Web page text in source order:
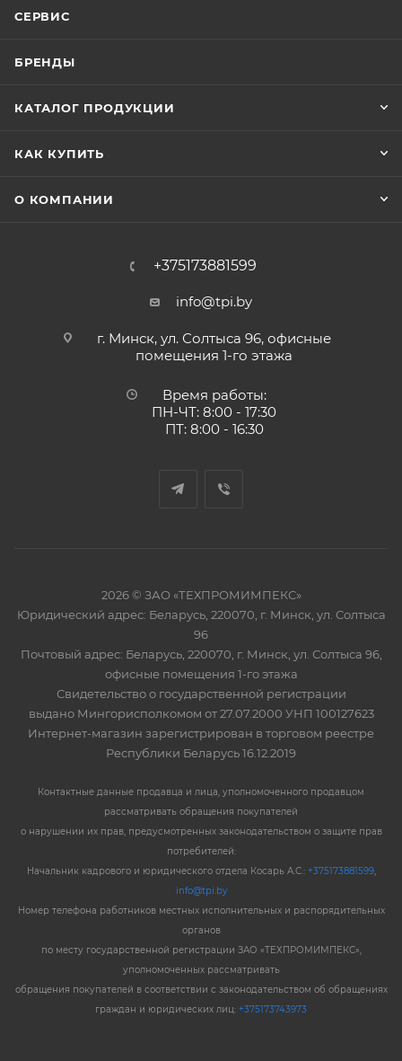
СЕРВИС
БРЕНДЫ
КАТАЛОГ ПРОДУКЦИИ
КАК КУПИТЬ
О КОМПАНИИ
+375173881599
info@tpi.by
г. Минск, ул. Солтыса 96, офисные
помещения 1-го этажа
Время работы:
ПН-ЧТ: 8:00 - 17:30
ПТ: 8:00 - 16:30
2026 © ЗАО «ТЕХПРОМИМПЕКС»
Юридический адрес: Беларусь, 220070, г. Минск, ул. Солтыса
96
Почтовый адрес: Беларусь, 220070, г. Минск, ул. Солтыса 96,
офисные помещения 1-го этажа
Свидетельство о государственной регистрации
выдано Мингорисполкомом от 27.07.2000 УНП 100127623
Интернет-магазин зарегистрирован в торговом реестре
Республики Беларусь 16.12.2019
Контактные данные продавца и лица, уполномоченного продавцом
рассматривать обращения покупателей
о нарушении их прав, предусмотренных законодательством о защите прав
потребителей:
Начальник кадрового и юридического отдела Косарь А.С.: +375173881599,
info@tpi.by
Номер телефона работников местных исполнительных и распорядительных
органов
по месту государственной регистрации ЗАО «ТЕХПРОМИМПЕКС»,
уполномоченных рассматривать
обращения покупателей в соответствии с законодательством об обращениях
граждан и юридических лиц: +375173743973